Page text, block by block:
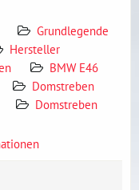
Grundlegende
Hersteller
BMW E46
Domstreben
Domstreben